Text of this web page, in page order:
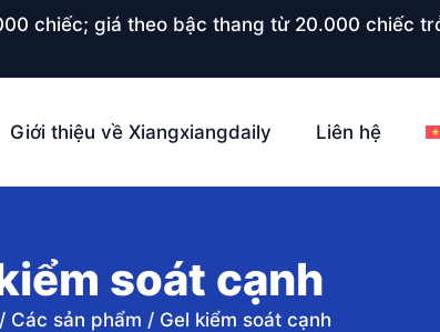
chiếc; giá theo bậc thang từ 20.000 chiếc
Giới thiệu về Xiangxiangdaily Liên hệ
soát cạnh
/ Các sản phẩm / Gel kiểm soát cạnh